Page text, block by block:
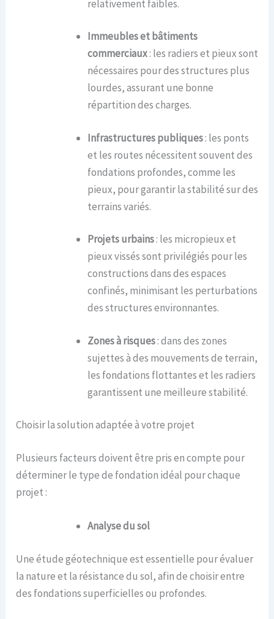
relativement faibles.
Immeubles et bâtiments
commerciaux: les radiers et pieux sont
nécessaires pour des structures plus
lourdes, assurant une bonne
répartition des charges.
Infrastructures publiques: les ponts
et les routes nécessitent souvent des
fondations profondes, comme les
pieux, pour garantir la stabilité sur des
terrains variés.
Projets urbains: les micropieux et
pieux vissés sont privilégiés pour les
constructions dans des espaces
confinés, minimisant les perturbations
des structures environnantes.
Zones à risques: dans des zones
sujettes à des mouvements de terrain,
les fondations flottantes et les radiers
garantissent une meilleure stabilité.
Choisir la solution adaptée à votre projet
Plusieurs facteurs doivent être pris en compte pour
déterminer le type de fondation idéal pour chaque
projet :
Analyse du sol
Une étude géotechnique est essentielle pour évaluer
la nature et la résistance du sol, afin de choisir entre
des fondations superficielles ou profondes.